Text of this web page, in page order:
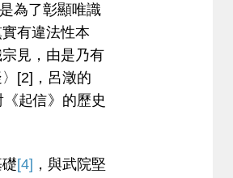
為了彰顯唯識
有違法性本
見，由是乃有
[2] ，呂澂的
起信》的歷史
[4] ，與武院堅